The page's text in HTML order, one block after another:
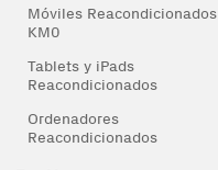
Móviles Reacondicionados
KM0
Tablets y iPads
Reacondicionados
Ordenadores
Reacondicionados